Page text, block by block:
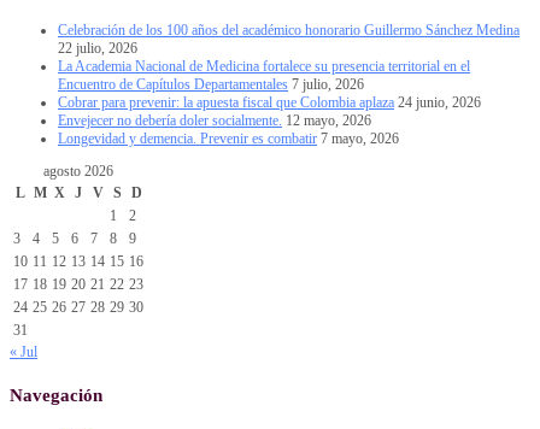
Celebración de los 100 años del académico honorario Guillermo Sánchez Medina
22 julio, 2026
La Academia Nacional de Medicina fortalece su presencia territorial en el
Encuentro de Capítulos Departamentales 7 julio, 2026
Cobrar para prevenir: la apuesta fiscal que Colombia aplaza 24 junio, 2026
Envejecer no debería doler socialmente. 12 mayo, 2026
Longevidad y demencia. Prevenir es combatir 7 mayo, 2026
agosto 2026
L M X J V S
D
1
2
3
4 5 6 7 8
9
10 11 12 13 14 15 16
17 18 19 20 21 22 23
24 25 26 27 28 29 30
31
« Jul
Navegación